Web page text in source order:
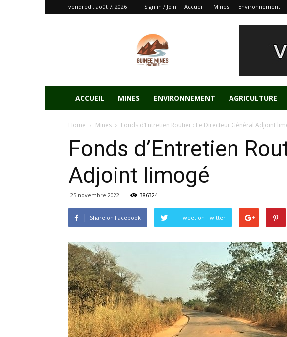
vendredi, août 7, 2026 Sign in / Join Accueil Mines Environnement
ACCUEIL MINES ENVIRONNEMENT AGRICULTURE
Home Mines Fonds d’Entretien Routier : Le Directeur Général Adjoint
Fonds d’Entretien
Adjoint limogé
25 novembre 2022 386324
Share on Facebook Tweet on Twitter